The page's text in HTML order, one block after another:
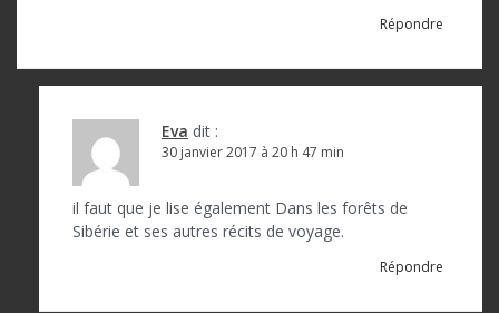
Répondre
Eva dit :
30 janvier 2017 à 20 h 47 min
il faut que je lise également Dans les forêts de
Sibérie et ses autres récits de voyage.
Répondre